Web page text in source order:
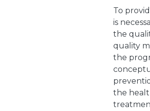
To
is
the
quality
the
the